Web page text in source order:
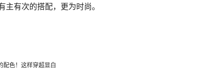
有次的搭配，更为时尚。